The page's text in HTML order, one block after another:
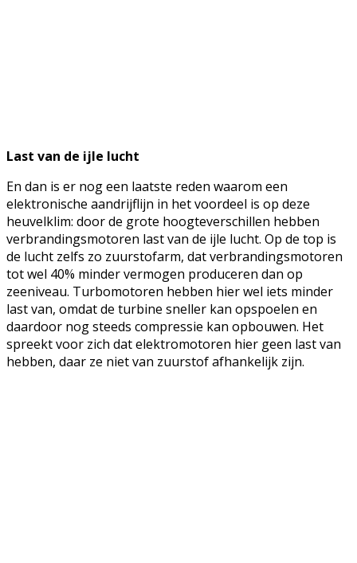
Last van de ijle lucht
En dan is er nog een laatste reden waarom een
elektronische aandrijflijn in het voordeel is op deze
heuvelklim: door de grote hoogteverschillen hebben
verbrandingsmotoren last van de ijle lucht. Op de top is
de lucht zelfs zo zuurstofarm, dat verbrandingsmotoren
tot wel 40% minder vermogen produceren dan op
zeeniveau. Turbomotoren hebben hier wel iets minder
last van, omdat de turbine sneller kan opspoelen en
daardoor nog steeds compressie kan opbouwen. Het
spreekt voor zich dat elektromotoren hier geen last van
hebben, daar ze niet van zuurstof afhankelijk zijn.